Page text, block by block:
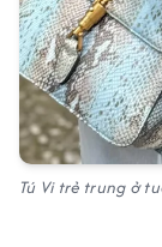
Tú Vi trẻ trung ở